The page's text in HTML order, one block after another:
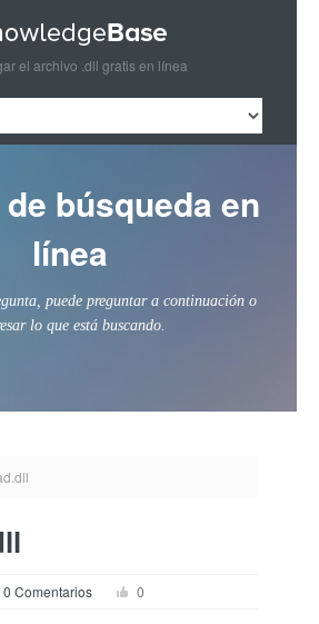
el archivo .dll gratis en línea
búsqueda en
línea
puede preguntar a continuación o
lo que está buscando.
0 Comentarios 0